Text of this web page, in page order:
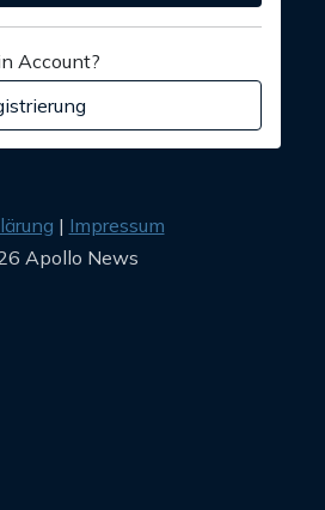
Account?
Impressum
Apollo News